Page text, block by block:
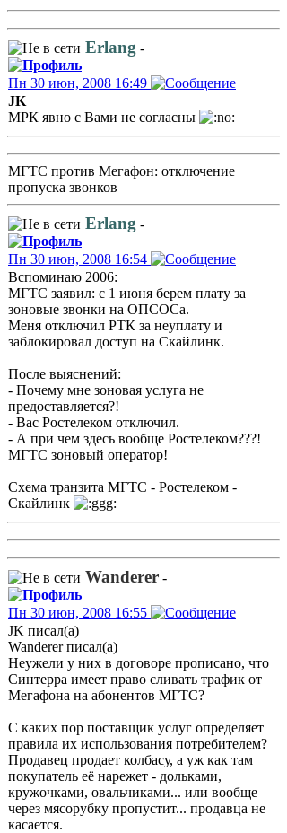
Erlang -
Пн 30 июн, 2008 16:49
JK
МРК явно с Вами не согласны
МГТС против Мегафон: отключение
пропуска звонков
Erlang -
Пн 30 июн, 2008 16:54
Вспоминаю 2006:
МГТС заявил: с 1 июня берем плату за
зоновые звонки на ОПСОСа.
Меня отключил РТК за неуплату и
заблокировал доступ на Скайлинк.
После выяснений:
- Почему мне зоновая услуга не
предоставляется?!
- Вас Ростелеком отключил.
- А при чем здесь вообще Ростелеком???!
МГТС зоновый оператор!
Схема транзита МГТС - Ростелеком -
Скайлинк
Wanderer -
Пн 30 июн, 2008 16:55
JK писал(а)
Wanderer писал(а)
Неужели у них в договоре прописано, что
Синтерра имеет право сливать трафик от
Мегафона на абонентов МГТС?
С каких пор поставщик услуг определяет
правила их использования потребителем?
Продавец продает колбасу, а уж как там
покупатель её нарежет - дольками,
кружочками, овальчиками... или вообще
через мясорубку пропустит... продавца не
касается.